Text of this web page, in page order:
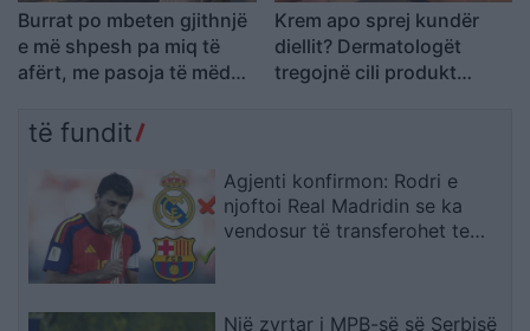
Burrat po mbeten gjithnjë
e më shpesh pa miq të
afërt, me pasoja të mëdha
Krem apo sprej kundër
diellit? Dermatologët
tregojnë cili produkt
të fundit
Agjenti konfirmon: Rodri e
njoftoi Real Madridin se ka
vendosur të transferohet te
Një zyrtar i MPB-së së Serbisë